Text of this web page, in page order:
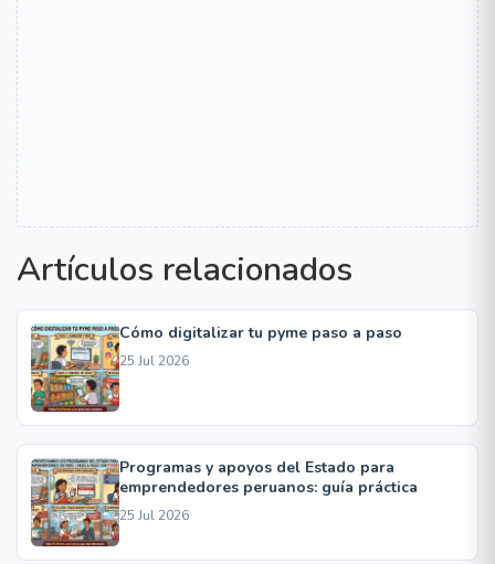
Artículos relacionados
Cómo digitalizar tu pyme paso a paso
25 Jul 2026
Programas y apoyos del Estado para
emprendedores peruanos: guía práctica
25 Jul 2026